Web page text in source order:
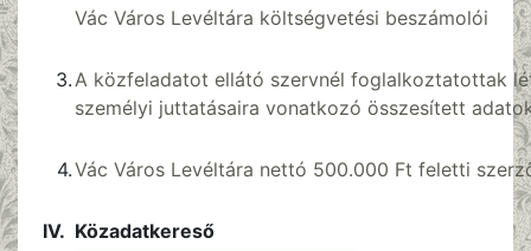
Vác Város Levéltára költségvetési beszámolói
3. A közfeladatot ellátó szervnél foglalkoztatottak
személyi juttatásaira vonatkozó összesített
4.Vác Város Levéltára nettó 500.000 Ft feletti
IV. Közadatkereső